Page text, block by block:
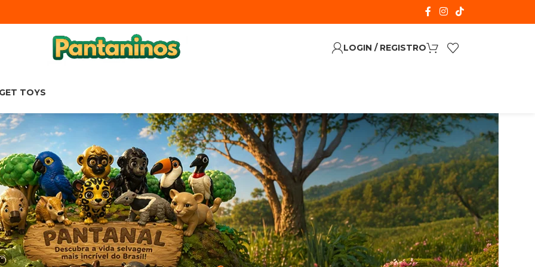
LOGIN / REGISTRO
TOYS